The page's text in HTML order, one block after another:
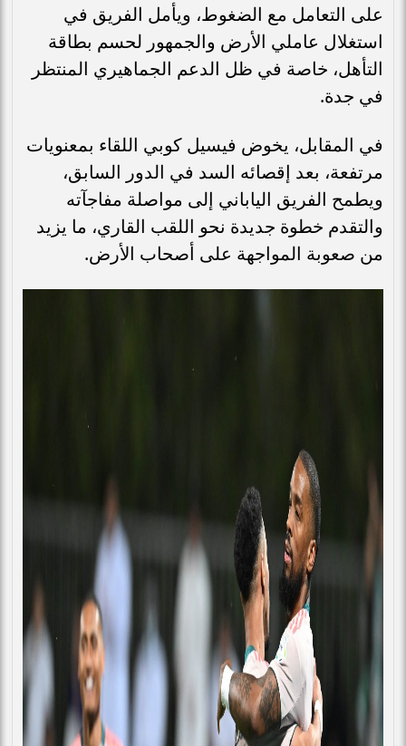
على التعامل مع الضغوط، ويأمل الفريق في
استغلال عاملي الأرض والجمهور لحسم بطاقة
التأهل، خاصة في ظل الدعم الجماهيري المنتظر
في جدة.
في المقابل، يخوض فيسيل كوبي اللقاء بمعنويات
مرتفعة، بعد إقصائه السد في الدور السابق،
ويطمح الفريق الياباني إلى مواصلة مفاجآته
والتقدم خطوة جديدة نحو اللقب القاري، ما يزيد
من صعوبة المواجهة على أصحاب الأرض.